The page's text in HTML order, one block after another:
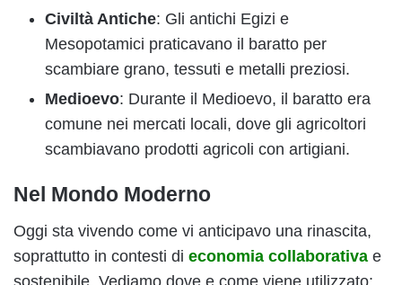
Civiltà Antiche: Gli antichi Egizi e
Mesopotamici praticavano il baratto per
scambiare grano, tessuti e metalli preziosi.
Medioevo: Durante il Medioevo, il baratto era
comune nei mercati locali, dove gli agricoltori
scambiavano prodotti agricoli con artigiani.
Nel Mondo Moderno
Oggi sta vivendo come vi anticipavo una rinascita,
soprattutto in contesti di economia collaborativa e